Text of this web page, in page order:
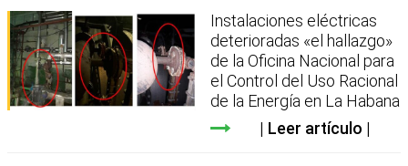
Instalaciones eléctricas
deterioradas «el hallazgo»
de la Oficina Nacional para
el Control del Uso Racional
de la Energía en La Habana
Leer artículo